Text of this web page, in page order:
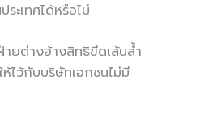
ะเทศได้หรือไม่
ยต่างอ้างสิทธิขีดเส้นลํ้า
ไว้กับบริษัทเอกชนไม่มี